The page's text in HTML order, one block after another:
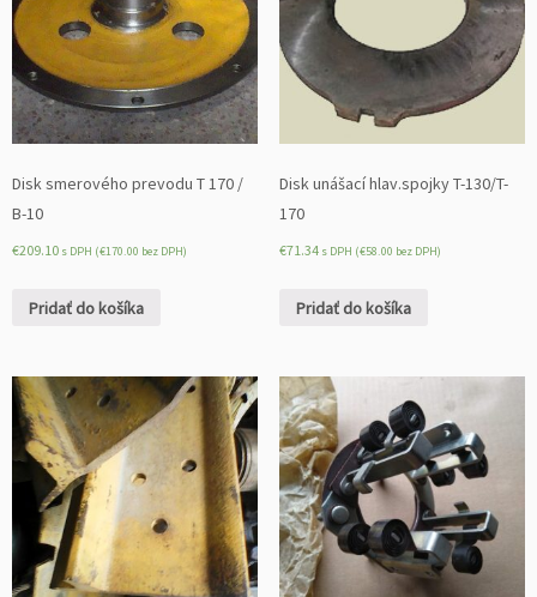
Disk smerového prevodu T 170 /
B-10
€209.10 s DPH (€170.00 bez DPH)
Pridať do košíka
Disk unášací hlav.spojky T-130/T-
170
€71.34 s DPH (€58.00 bez DPH)
Pridať do košíka